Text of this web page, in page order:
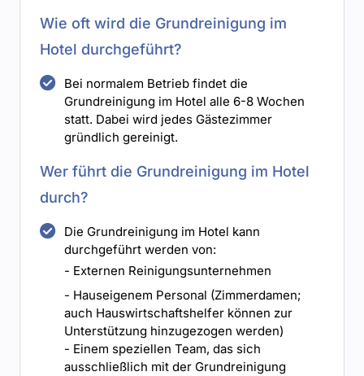
Wie oft wird die Grundreinigung im
Hotel durchgeführt?
Bei normalem Betrieb findet die
Grundreinigung im Hotel alle 6-8 Wochen
statt. Dabei wird jedes Gästezimmer
gründlich gereinigt.
Wer führt die Grundreinigung im Hotel
durch?
Die Grundreinigung im Hotel kann
durchgeführt werden von:
- Externen Reinigungsunternehmen
- Hauseigenem Personal (Zimmerdamen;
auch Hauswirtschaftshelfer können zur
Unterstützung hinzugezogen werden)
- Einem speziellen Team, das sich
ausschließlich mit der Grundreinigung